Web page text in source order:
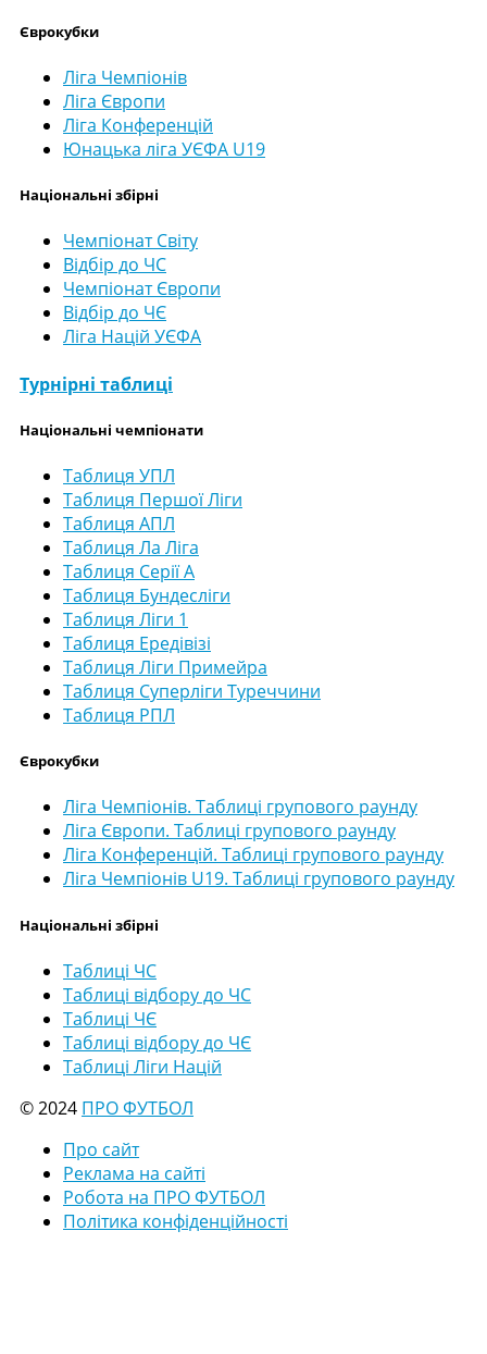
Єврокубки
Ліга Чемпіонів
Ліга Європи
Ліга Конференцій
Юнацька ліга УЄФА U19
Національні збірні
Чемпіонат Світу
Відбір до ЧС
Чемпіонат Європи
Відбір до ЧЄ
Ліга Націй УЄФА
Турнірні таблиці
Національні чемпіонати
Таблиця УПЛ
Таблиця Першої Ліги
Таблиця АПЛ
Таблиця Ла Ліга
Таблиця Серії А
Таблиця Бундесліги
Таблиця Ліги 1
Таблиця Ередівізі
Таблиця Ліги Примейра
Таблиця Суперліги Туреччини
Таблиця РПЛ
Єврокубки
Ліга Чемпіонів. Таблиці групового раунду
Ліга Європи. Таблиці групового раунду
Ліга Конференцій. Таблиці групового раунду
Ліга Чемпіонів U19. Таблиці групового раунду
Національні збірні
Таблиці ЧС
Таблиці відбору до ЧС
Таблиці ЧЄ
Таблиці відбору до ЧЄ
Таблиці Ліги Націй
© 2024 ПРО ФУТБОЛ
Про сайт
Реклама на сайті
Робота на ПРО ФУТБОЛ
Політика конфіденційності